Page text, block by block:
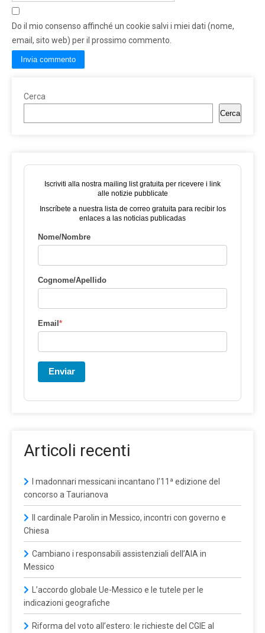
Do il mio consenso affinché un cookie salvi i miei dati (nome,
email, sito web) per il prossimo commento.
Cerca
Cerca
Iscriviti alla nostra mailing list gratuita per ricevere i link
alle notizie pubblicate
Inscríbete a nuestra lista de correo gratuita para recibir los
enlaces a las noticias publicadas
Nome/Nombre
Cognome/Apellido
Email*
Enviar
Articoli recenti
I madonnari messicani incantano l’11ª edizione del
concorso a Taurianova
Il cardinale Parolin in Messico, incontri con governo e
Chiesa
Cambiano i responsabili assistenziali dell’AIA in
Messico
L’accordo globale Ue-Messico e le tutele per le
indicazioni geografiche
Riforma del voto all’estero: le richieste del CGIE al